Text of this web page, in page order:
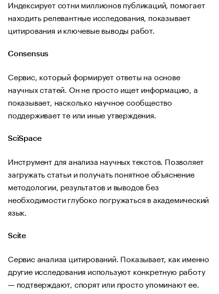
Индексирует сотни миллионов публикаций, помогает
находить релевантные исследования, показывает
цитирования и ключевые выводы работ.
Consensus
Сервис, который формирует ответы на основе
научных статей. Он не просто ищет информацию, а
показывает, насколько научное сообщество
поддерживает те или иные утверждения.
SciSpace
Инструмент для анализа научных текстов. Позволяет
загружать статьи и получать понятное объяснение
методологии, результатов и выводов без
необходимости глубоко погружаться в академический
язык.
Scite
Сервис анализа цитирований. Показывает, как именно
другие исследования используют конкретную работу
— подтверждают, спорят или просто упоминают ее.